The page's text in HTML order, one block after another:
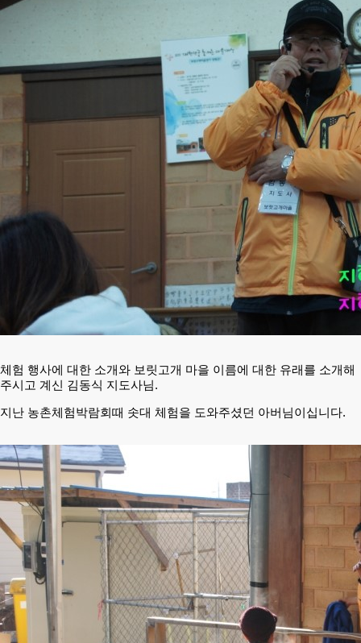
체험 행사에 대한 소개와 보릿고개 마을 이름에 대한 유래를 소개해
주시고 계신 김동식 지도사님.
지난 농촌체험박람회때 솟대 체험을 도와주셨던 아버님이십니다.